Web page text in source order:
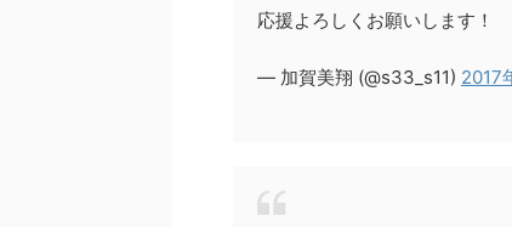
応援よろしくお願いします！
— 加賀美翔 (@s33_s11) 2017